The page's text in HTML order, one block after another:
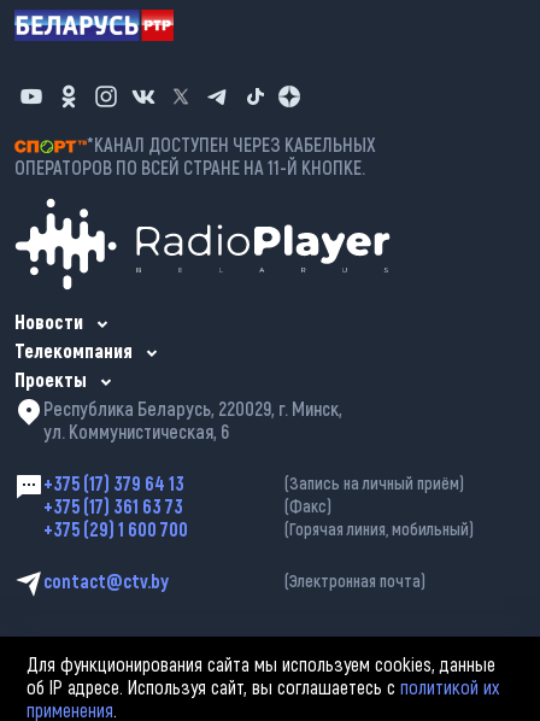
*КАНАЛ ДОСТУПЕН ЧЕРЕЗ КАБЕЛЬНЫХ
ОПЕРАТОРОВ ПО ВСЕЙ СТРАНЕ НА 11-Й КНОПКЕ.
Новости
Телекомпания
Проекты
Республика Беларусь, 220029, г. Минск,
ул. Коммунистическая, 6
+375 (17) 379 64 13 (Запись на личный приём)
+375 (17) 361 63 73 (Факс)
+375 (29) 1 600 700 (Горячая линия, мобильный)
contact@ctv.by (Электронная почта)
Для функционирования сайта мы используем cookies, данные
об IP адресе. Используя сайт, вы соглашаетесь сполитикой их
применения.